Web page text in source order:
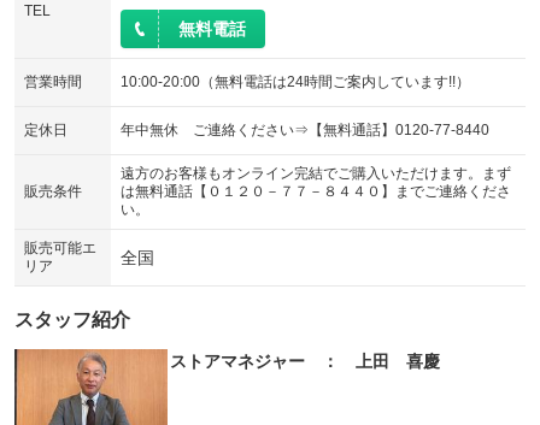
TEL
無料電話
営業時間 10:00-20:00（無料電話は24時間ご案内しています!!）
定休日 年中無休 ご連絡ください⇒【無料通話】0120-77-8440
販売条件
遠方のお客様もオンライン完結でご購入いただけます。まず
は無料通話【０１２０－７７－８４４０】までご連絡くださ
い。
販売可能エ
リア
全国
スタッフ紹介
ストアマネジャー ： 上田 喜慶